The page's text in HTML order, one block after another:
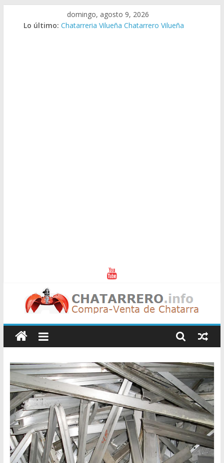
domingo, agosto 9, 2026
Lo último: Chatarreria Vilueña Chatarrero Vilueña
Chatarreros
–
Precio
de
Chatarra
Directorio